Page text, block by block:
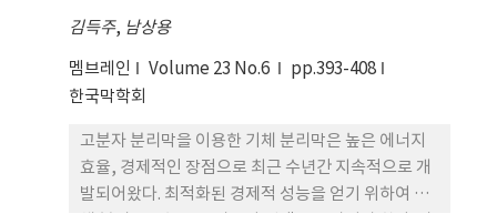
김득주, 남상용
멤브레인 Volume 23 No.6
pp.393-408
한국막학회
고분자 분리막을 이용한 기체 분리막은 높은 에너지
효율, 경제적인 장점으로 최근 수년간 지속적으로 개
발되어왔다. 최적화된 경제적 성능을 얻기 위하여 기